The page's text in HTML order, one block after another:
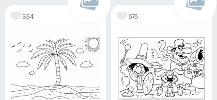
554 676